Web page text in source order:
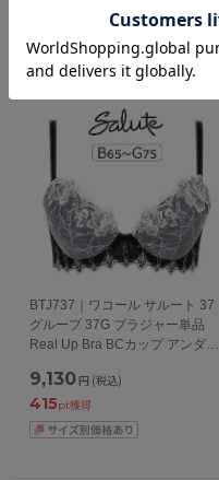
BTJ737｜ワコール サルート 37
グループ 37G ブラジャー単品
Real Up Bra BCカップ アンダー
9,130 円 (税込)
415pt獲得